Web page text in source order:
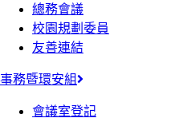
總務會議
校園規劃委員
友善連結
事務暨環安組
會議室登記